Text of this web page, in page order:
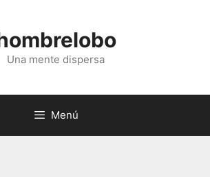
Una mente dispersa
Menú